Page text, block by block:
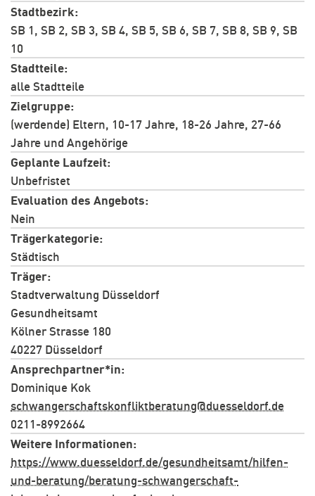
Stadtbezirk
SB 1, SB 2, SB 3, SB 4, SB 5, SB 6, SB 7, SB 8, SB 9, SB
10
Stadtteile
alle Stadtteile
Zielgruppe
(werdende) Eltern, 10-17 Jahre, 18-26 Jahre, 27-66
Jahre und Angehörige
Geplante Laufzeit
Unbefristet
Evaluation des Angebots
Nein
Trägerkategorie
Städtisch
Träger
Stadtverwaltung Düsseldorf
Gesundheitsamt
Kölner Strasse 180
40227 Düsseldorf
Ansprechpartner*in
Dominique Kok
schwangerschaftskonfliktberatung@duesseldorf.de
0211-8992664
Weitere Informationen
https://www.duesseldorf.de/gesundheitsamt/hilfen-
und-beratung/beratung-schwangerschaft-